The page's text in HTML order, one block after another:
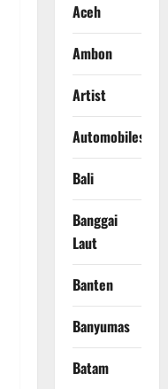
Aceh
Ambon
Artist
Automobiles
Bali
Banggai
Laut
Banten
Banyumas
Batam